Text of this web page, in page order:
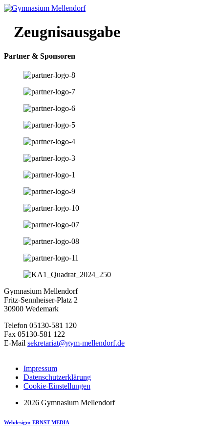
Zum
wechseln
Zeugnisausgabe
Partner & Sponsoren
Gymnasium Mellendorf
Fritz-Sennheiser-Platz 2
30900 Wedemark
Telefon 05130-581 120
Fax 05130-581 122
E-Mail sekretariat@gym-mellendorf.de
Impressum
Datenschutzerklärung
Cookie-Einstellungen
2026 Gymnasium Mellendorf
Webdesign: ERNST MEDIA